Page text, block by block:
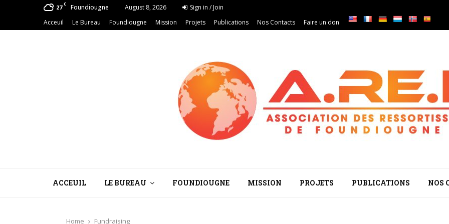
27 C Foundiougne August 8, 2026
Sign in / Join
Acceuil
Le Bureau Foundiougne Mission Projets Publications Nos Contacts Faire un don
ACCEUIL LE BUREAU FOUNDIOUGNE MISSION PROJETS PUBLICATIONS NOS
Home Fundraising